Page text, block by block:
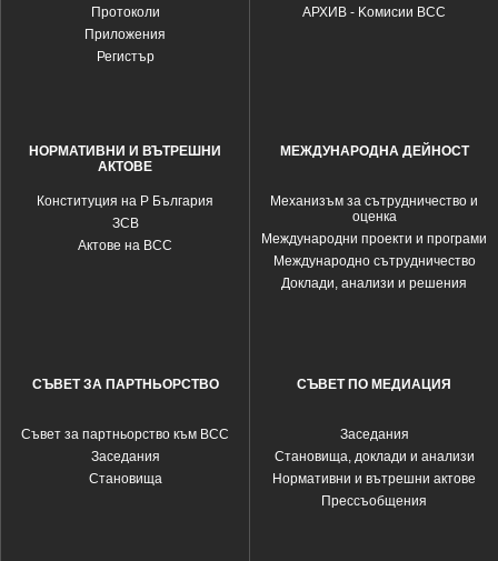
Протоколи
Приложения
Регистър
АРХИВ - Kомисии ВСС
НОРМАТИВНИ И ВЪТРЕШНИ
АКТОВЕ
Конституция на Р България
ЗСВ
Актове на ВСС
МЕЖДУНАРОДНА ДЕЙНОСТ
Механизъм за сътрудничество и
оценка
Международни проекти и програми
Международно сътрудничество
Доклади, анализи и решения
СЪВЕТ ЗА ПАРТНЬОРСТВО
Съвет за партньорство към ВСС
Заседания
Становища
СЪВЕТ ПО МЕДИАЦИЯ
Заседания
Становища, доклади и анализи
Нормативни и вътрешни актове
Прессъобщения